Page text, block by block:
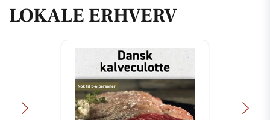
LOKALE ERHVERV